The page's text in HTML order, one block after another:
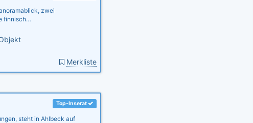
zwei
finnisch…
Merkliste
Top-Inserat
steht in Ahlbeck auf